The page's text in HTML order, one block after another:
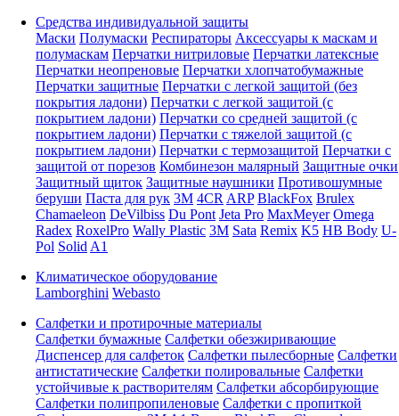
Средства индивидуальной защиты
Маски Полумаски Респираторы Аксессуары к маскам и
полумаскам Перчатки нитриловые Перчатки латексные
Перчатки неопреновые Перчатки хлопчатобумажные
Перчатки защитные Перчатки с легкой защитой (без
покрытия ладони) Перчатки с легкой защитой (с
покрытием ладони) Перчатки со средней защитой (с
покрытием ладони) Перчатки с тяжелой защитой (с
покрытием ладони) Перчатки с термозащитой Перчатки с
защитой от порезов Комбинезон малярный Защитные очки
Защитный щиток Защитные наушники Противошумные
беруши Паста для рук 3M 4CR ARP BlackFox Brulex
Chamaeleon DeVilbiss Du Pont Jeta Pro MaxMeyer Omega
Radex RoxelPro Wally Plastic 3M Sata Remix K5 HB Body U-
Pol Solid A1
Климатическое оборудование
Lamborghini Webasto
Салфетки и протирочные материалы
Салфетки бумажные Салфетки обезжиривающие
Диспенсер для салфеток Салфетки пылесборные Салфетки
антистатические Салфетки полировальные Салфетки
устойчивые к растворителям Салфетки абсорбирующие
Салфетки полипропиленовые Салфетки с пропиткой